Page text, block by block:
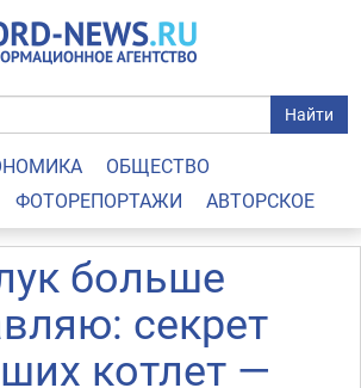
Найти
ОБЩЕСТВО
ФОТОРЕПОРТАЖИ АВТОРСКОЕ
больше
секрет
котлет —